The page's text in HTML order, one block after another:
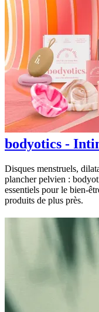
bodyotics -
Disques menstruels,
plancher pelvien :
essentiels pour le bien-
produits de plus près.